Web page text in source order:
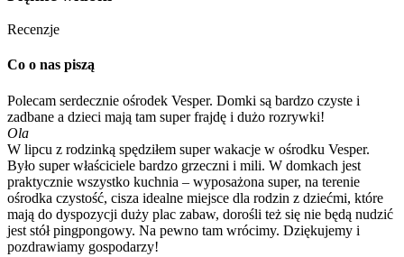
Recenzje
Co o nas piszą
Polecam serdecznie ośrodek Vesper. Domki są bardzo czyste i
zadbane a dzieci mają tam super frajdę i dużo rozrywki!
Ola
W lipcu z rodzinką spędziłem super wakacje w ośrodku Vesper.
Było super właściciele bardzo grzeczni i mili. W domkach jest
praktycznie wszystko kuchnia – wyposażona super, na terenie
ośrodka czystość, cisza idealne miejsce dla rodzin z dziećmi, które
mają do dyspozycji duży plac zabaw, dorośli też się nie będą nudzić
jest stół pingpongowy. Na pewno tam wrócimy. Dziękujemy i
pozdrawiamy gospodarzy!